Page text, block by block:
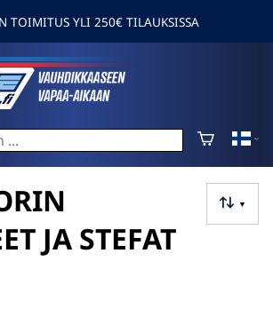
TOIMITUS YLI 250€ TILAUKSISSA
▼
JA STEFAT